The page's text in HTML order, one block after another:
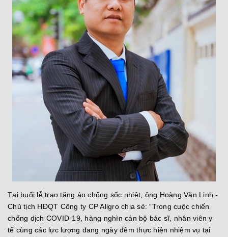
Tại buổi lễ trao tặng áo chống sốc nhiệt, ông Hoàng Văn Linh -
Chủ tịch HĐQT Công ty CP Aligro chia sẻ: “Trong cuộc chiến
chống dịch COVID-19, hàng nghìn cán bộ bác sĩ, nhân viên y
tế cùng các lực lượng đang ngày đêm thực hiện nhiệm vụ tại